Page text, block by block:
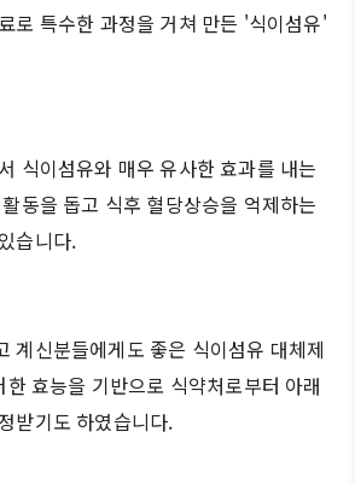
로 특수한 과정을 거쳐 만든 '식이섬유'
식이섬유와 매우 유사한 효과를 내는
동을 돕고 식후 혈당상승을 억제하는
습니다.
계신분들에게도 좋은 식이섬유 대체제
효능을 기반으로 식약처로부터 아래
받기도 하였습니다.